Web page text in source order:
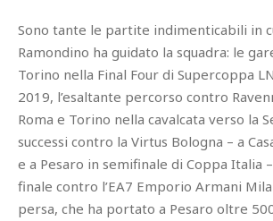
Sono tante le partite indimenticabili in
Ramondino ha guidato la squadra: le
Torino nella Final Four di Supercoppa
2019, l’esaltante percorso contro
Roma e Torino nella cavalcata verso la
successi contro la Virtus Bologna – a
e a Pesaro in semifinale di Coppa Italia
finale contro l’EA7 Emporio Armani
persa, che ha portato a Pesaro oltre